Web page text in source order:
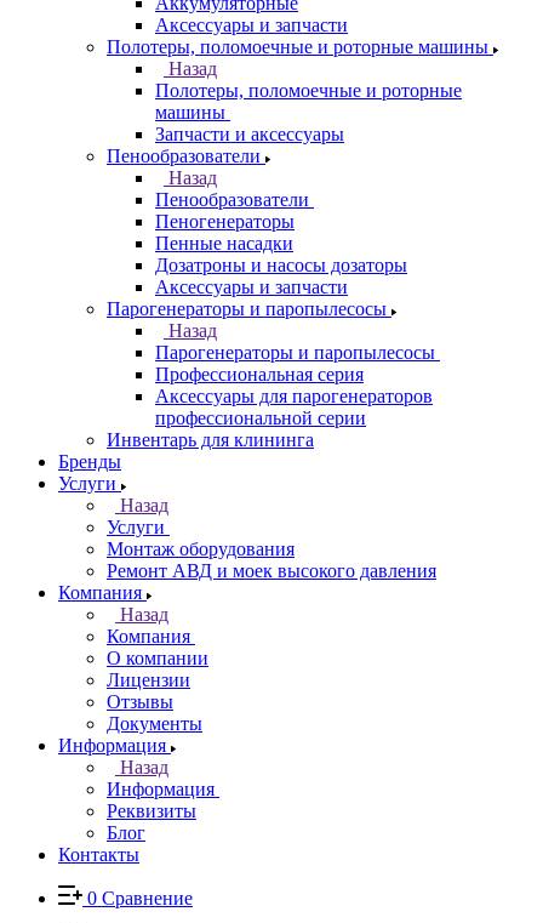
Аксессуары и запчасти
Полотеры, поломоечные и роторные машины
Назад
Полотеры, поломоечные и роторные
машины
Запчасти и аксессуары
Пенообразователи
Назад
Пенообразователи
Пеногенераторы
Пенные насадки
Дозатроны и насосы дозаторы
Аксессуары и запчасти
Парогенераторы и паропылесосы
Назад
Парогенераторы и паропылесосы
Профессиональная серия
Аксессуары для парогенераторов
профессиональной серии
Инвентарь для клининга
Бренды
Услуги
Назад
Услуги
Монтаж оборудования
Ремонт АВД и моек высокого давления
Компания
Назад
Компания
О компании
Лицензии
Отзывы
Документы
Информация
Назад
Информация
Реквизиты
Блог
Контакты
0 Сравнение